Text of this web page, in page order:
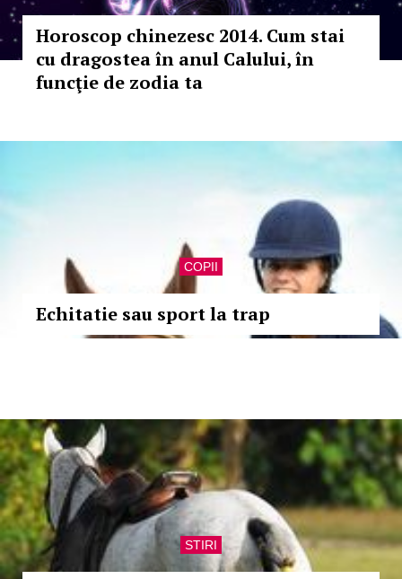
Horoscop chinezesc 2014. Cum stai
cu dragostea în anul Calului, în
funcţie de zodia ta
COPII
Echitatie sau sport la trap
STIRI